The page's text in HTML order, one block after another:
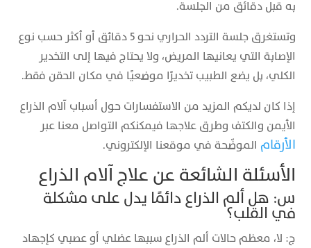
به قبل دقائق من الجلسة.
وتستغرق جلسة التردد الحراري نحو 5 دقائق أو أكثر حسب نوع
الإصابة التي يعانيها المريض، ولا يحتاج فيها إلى التخدير
الكلي، بل يضع الطبيب تخديرًا موضعيًا في مكان الحقن فقط.
إذا كان لديكم المزيد من الاستفسارات حول أسباب آلام الذراع
الأيمن والكتف وطرق علاجها فيمكنكم التواصل معنا عبر
الأرقام الموضّحة في موقعنا الإلكتروني.
الأسئلة الشائعة عن علاج آلام الذراع
س: هل ألم الذراع دائمًا يدل على مشكلة
في القلب؟
ج: لا، معظم حالات ألم الذراع سببها عضلي أو عصبي كإجهاد